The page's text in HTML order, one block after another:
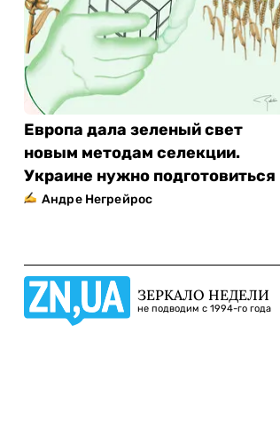
Европа дала зеленый свет
новым методам селекции.
Украине нужно подготовиться
Андре Негрейрос
ЗЕРКАЛО НЕДЕЛИ
не подводим с 1994-го года